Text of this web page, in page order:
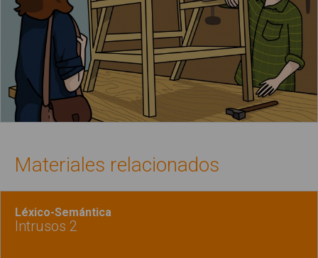
Materiales relacionados
Léxico-Semántica
Intrusos 2